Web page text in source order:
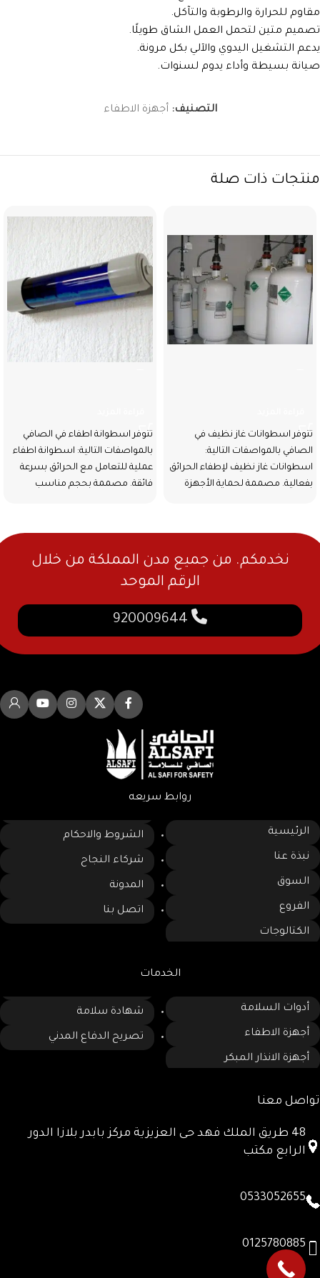
مقاوم للحرارة والرطوبة والتآكل.
تصميم متين لتحمل العمل الشاق طويلًا.
يدعم التشغيل اليدوي والآلي بكل مرونة.
صيانة بسيطة وأداء يدوم لسنوات.
التصنيف: أجهزة الاطفاء
منتجات ذات صلة
تتوفر اسطوانات غاز نظيف في
الصافي بالمواصفات التالية:
اسطوانات غاز نظيف لإطفاء الحرائق
بفعالية. مصممة لحماية الأجهزة
تتوفر اسطوانة اطفاء في الصافي
بالمواصفات التالية: اسطوانة اطفاء
عملية للتعامل مع الحرائق بسرعة
فائقة. مصممة بحجم مناسب
نخدمكم. من جميع مدن المملكة من خلال
الرقم الموحد
روابط سريعه
الرئيسية
نبذة عنا
السوق
الفروع
الكتالوجات
الشروط والاحكام
شركاء النجاح
المدونة
اتصل بنا
الخدمات
أدوات السلامة
أجهزة الاطفاء
أجهزة الانذار المبكر
شهادة سلامة
تصريح الدفاع المدني
تواصل معنا
48 طريق الملك فهد حى العزيزية مركز بابدر بلازا الدور
الرابع مكتب
0533052655
0125780885